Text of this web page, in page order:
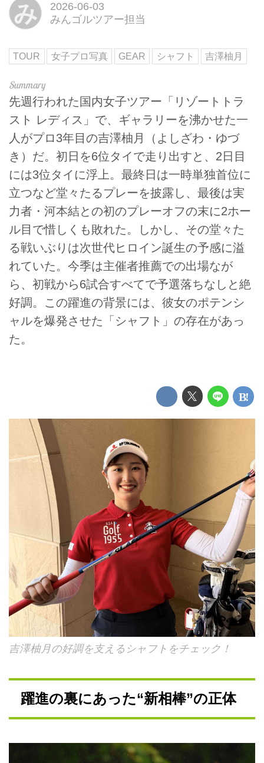
み
2026-06-03
みんゴルツアー担当
TOUR 女子プロ写真 GEAR シャフト 吉澤柚月
先週行われた国内女子ツアー「リゾートトラ
スト レディス」で、ギャラリーを沸かせた一
人がプロ3年目の吉澤柚月（よしざわ・ゆづ
き）だ。初日を6位タイで走り出すと、2日目
には3位タイに浮上。最終日は一時単独首位に
立つなど堂々たるプレーを披露し、最後は実
力者・河本結との初のプレーオフの末に2ホー
ル目で惜しくも敗れた。しかし、その堂々た
る戦いぶりは次世代ヒロイン誕生の予感に溢
れていた。今季は主催者推薦での出場なが
ら、初戦から6試合すべてで予選落ちなしと絶
好調。この躍進の背景には、彼女のポテンシ
ャルを爆発させた「シャフト」の存在があっ
た。
吉澤柚月の好調を支えるシャフトをチェック！
躍進の裏にあった“新相棒”の正体